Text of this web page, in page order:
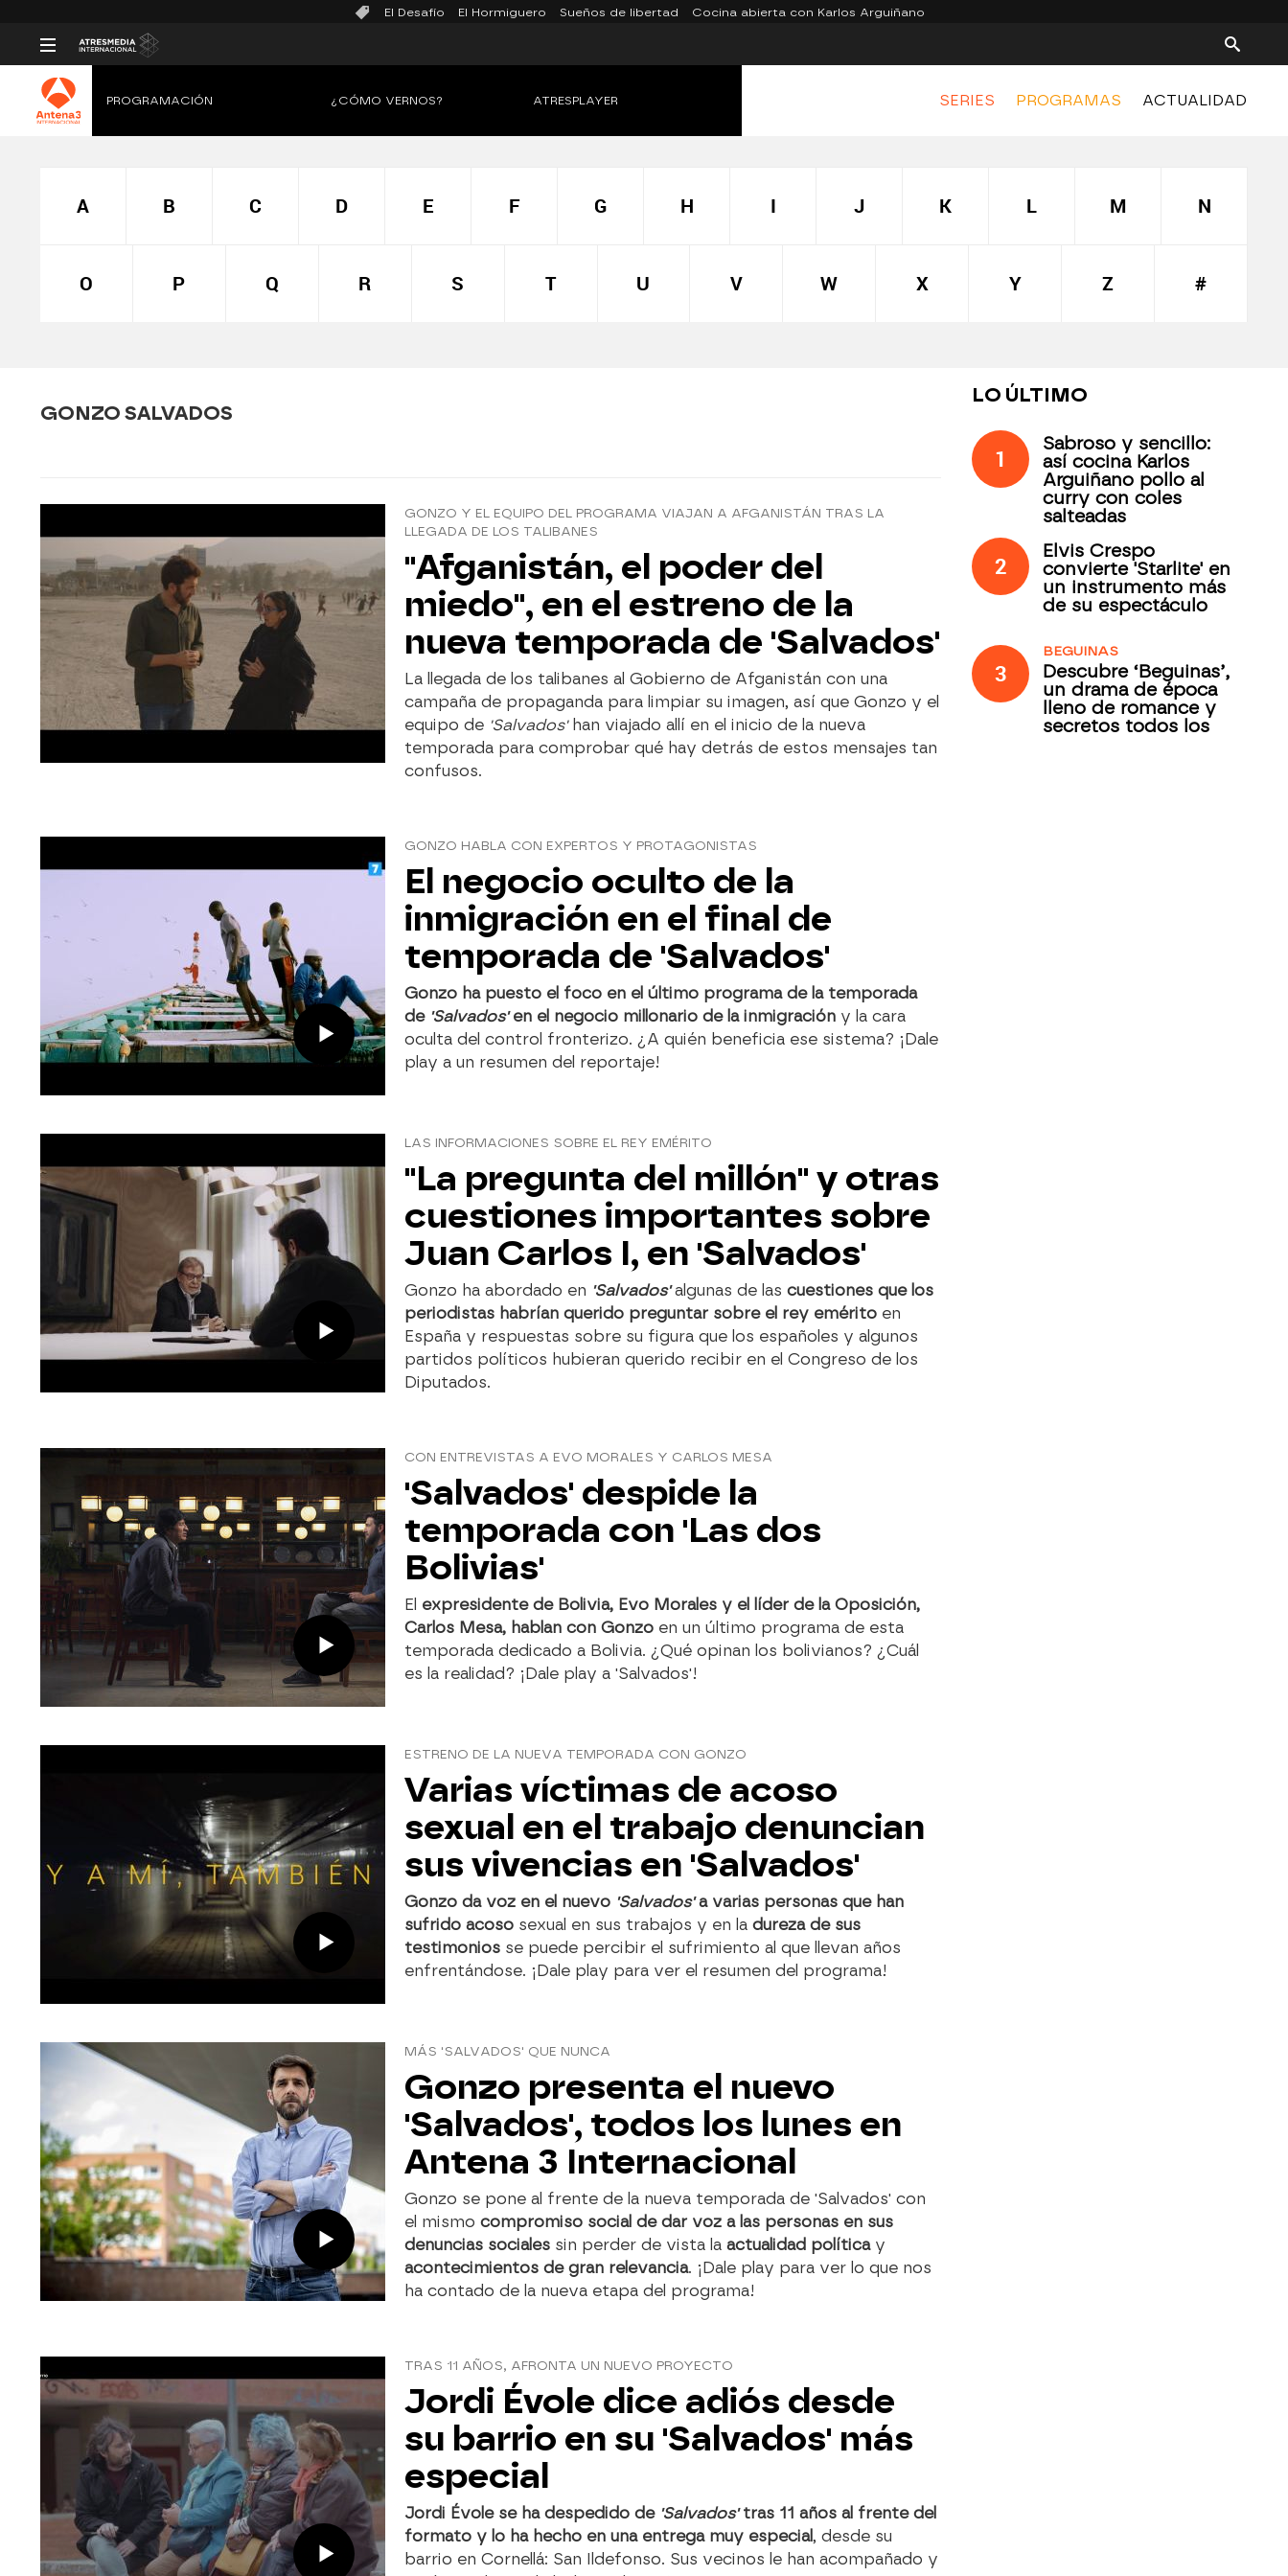
El Desafío El Hormiguero Sueños de libertad Cocina abierta con Karlos Arguiñano
SERIES PROGRAMAS ACTUALIDAD
PROGRAMACIÓN ¿CÓMO VERNOS? ATRESPLAYER
A B C D E F G H I J K L M N
O P Q R S T U V W X Y Z #
GONZO SALVADOS
GONZO Y EL EQUIPO DEL PROGRAMA VIAJAN A AFGANISTÁN TRAS LA
LLEGADA DE LOS TALIBANES
"Afganistán, el poder del
miedo", en el estreno de la
nueva temporada de 'Salvados'
La llegada de los talibanes al Gobierno de Afganistán con una
campaña de propaganda para limpiar su imagen, así que Gonzo y el
equipo de 'Salvados' han viajado allí en el inicio de la nueva
temporada para comprobar qué hay detrás de estos mensajes tan
confusos.
GONZO HABLA CON EXPERTOS Y PROTAGONISTAS
El negocio oculto de la
inmigración en el final de
temporada de 'Salvados'
Gonzo ha puesto el foco en el último programa de la temporada
de 'Salvados'en el negocio millonario de la inmigración y la cara
oculta del control fronterizo. ¿A quién beneficia ese sistema? ¡Dale
play a un resumen del reportaje!
LAS INFORMACIONES SOBRE EL REY EMÉRITO
"La pregunta del millón" y otras
cuestiones importantes sobre
Juan Carlos I, en 'Salvados'
Gonzo ha abordado en 'Salvados'algunas de las cuestiones que los
periodistas habrían querido preguntar sobre el rey emérito en
España y respuestas sobre su figura que los españoles y algunos
partidos políticos hubieran querido recibir en el Congreso de los
Diputados.
CON ENTREVISTAS A EVO MORALES Y CARLOS MESA
'Salvados' despide la
temporada con 'Las dos
Bolivias'
El expresidente de Bolivia, Evo Morales y el líder de la Oposición,
Carlos Mesa, hablan con Gonzo en un último programa de esta
temporada dedicado a Bolivia. ¿Qué opinan los bolivianos? ¿Cuál
es la realidad? ¡Dale play a 'Salvados'!
ESTRENO DE LA NUEVA TEMPORADA CON GONZO
Varias víctimas de acoso
sexual en el trabajo denuncian
sus vivencias en 'Salvados'
Gonzo da voz en el nuevo 'Salvados'a varias personas que han
sufrido acoso sexual en sus trabajos y en la dureza de sus
testimonios se puede percibir el sufrimiento al que llevan años
enfrentándose. ¡Dale play para ver el resumen del programa!
MÁS 'SALVADOS' QUE NUNCA
Gonzo presenta el nuevo
'Salvados', todos los lunes en
Antena 3 Internacional
Gonzo se pone al frente de la nueva temporada de 'Salvados' con
el mismo compromiso social de dar voz a las personas en sus
denuncias sociales sin perder de vista la actualidad políticay
acontecimientos de gran relevancia. ¡Dale play para ver lo que nos
ha contado de la nueva etapa del programa!
TRAS 11 AÑOS, AFRONTA UN NUEVO PROYECTO
Jordi Évole dice adiós desde
su barrio en su 'Salvados' más
especial
Jordi Évole se ha despedido de'Salvados'tras 11 años al frente del
formato y lo ha hecho en una entrega muy especial, desde su
barrio en Cornellá: San Ildefonso. Sus vecinos le han acompañado y
LO ÚLTIMO
1
Sabroso y sencillo:
así cocina Karlos
Arguiñano pollo al
curry con coles
salteadas
2
Elvis Crespo
convierte 'Starlite' en
un instrumento más
de su espectáculo
3
BEGUINAS
Descubre ‘Beguinas’,
un drama de época
lleno de romance y
secretos todos los